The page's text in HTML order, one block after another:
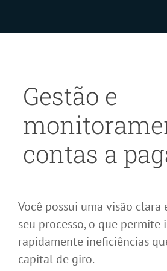
Gestão e
contas a
Você possui uma visão clara
seu processo, o que permite
rapidamente ineficiências
capital de giro.